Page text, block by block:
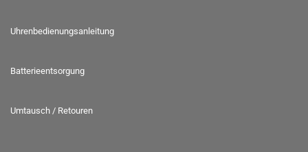
Uhrenbedienungsanleitung
Batterieentsorgung
Umtausch / Retouren